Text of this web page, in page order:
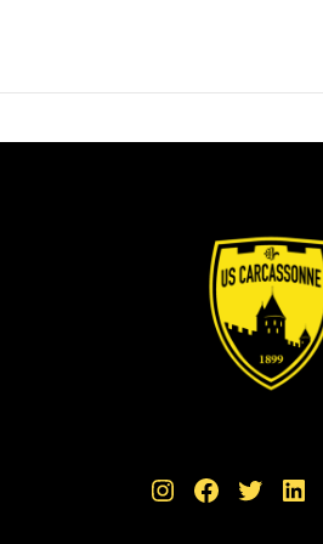
Instagram Facebook Twitter LinkedIn